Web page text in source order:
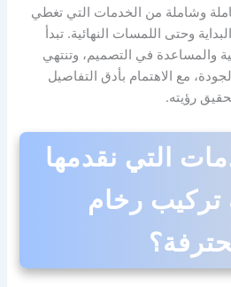
وشاملة من الخدمات التي تغطي
وحتى اللمسات النهائية. تبدأ
والمساعدة في التصميم، وتنتهي
مع الاهتمام بأدق التفاصيل
رؤيته.
التي نقدمها
رخام